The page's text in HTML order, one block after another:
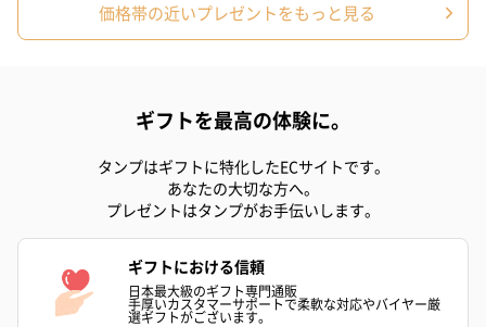
価格帯の近いプレゼントをもっと見る
ギフトを最高の体験に。
タンプはギフトに特化したECサイトです。
あなたの大切な方へ。
プレゼントはタンプがお手伝いします。
ギフトにおける信頼
日本最大級のギフト専門通販
手厚いカスタマーサポートで柔軟な対応やバイヤー厳
選ギフトがございます。